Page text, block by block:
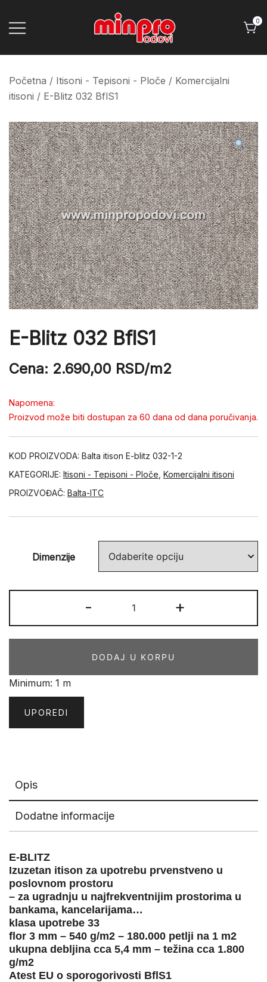
Minpro podovi
0
Početna / Itisoni - Tepisoni - Ploče / Komercijalni
itisoni / E-Blitz 032 BflS1
E-Blitz 032 BflS1
Cena: 2.690,00 RSD/m2
Napomena:
Proizvod može biti dostupan za 60 dana od dana poručivanja.
KOD PROIZVODA: Balta itison E-blitz 032-1-2
KATEGORIJE: Itisoni - Tepisoni - Ploče Komercijalni itisoni
PROIZVOĐAČ: Balta-ITC
Dimenzije
-
Blitz
032
količina
+
DODAJ U KORPU
Minimum: 1 m
UPOREDI
Opis
Dodatne informacije
E-BLITZ
Izuzetan itison za upotrebu prvenstveno u
poslovnom prostoru
– za ugradnju u najfrekventnijim prostorima u
bankama, kancelarijama…
klasa upotrebe 33
flor 3 mm – 540 g/m2 – 180.000 petlji na 1 m2
ukupna debljina cca 5,4 mm – težina cca 1.800
g/m2
Atest EU o sporogorivosti BflS1